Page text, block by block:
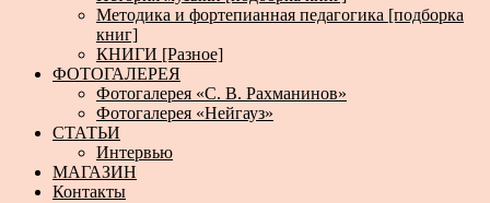
Методика и фортепианная педагогика [подборка
книг]
КНИГИ [Разное]
ФОТОГАЛЕРЕЯ
Фотогалерея «С. В. Рахманинов»
Фотогалерея «Нейгауз»
СТАТЬИ
Интервью
МАГАЗИН
Контакты